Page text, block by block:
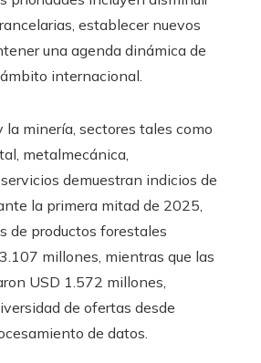
establecer nuevos
una agenda dinámica de
internacional.
la minería, sectores tales como
metalmecánica,
demuestran indicios de
la primera mitad de 2025,
de productos forestales
millones, mientras que las
USD 1.572 millones,
de ofertas desde
de datos.